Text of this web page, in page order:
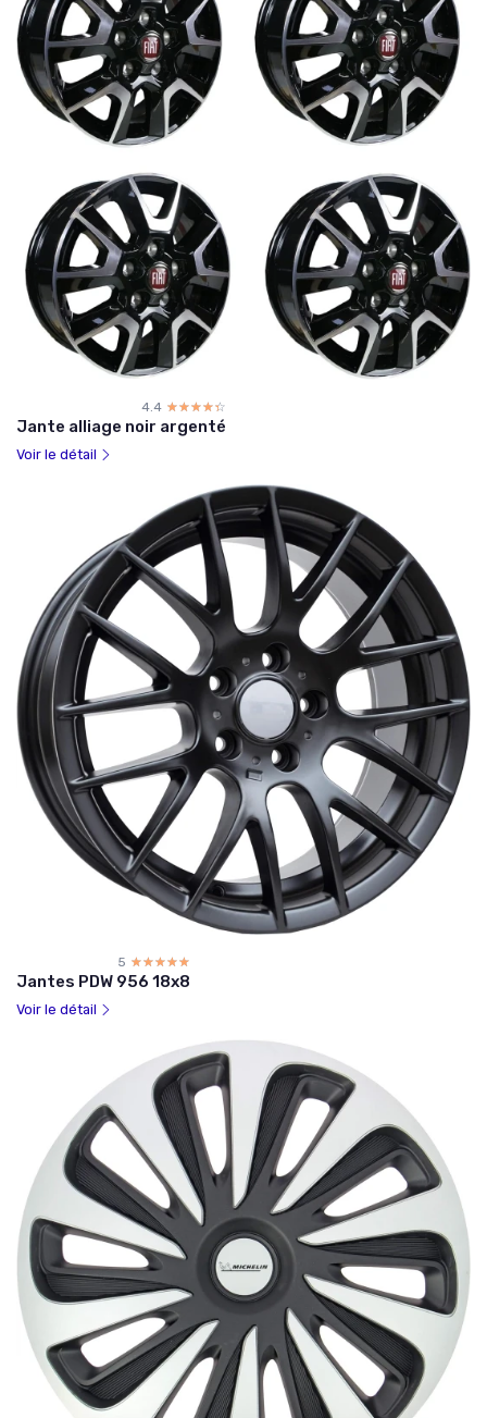
4.4 ☆☆☆☆☆
★★★★★
Jante alliage noir argenté
Voir le détail
5 ☆☆☆☆☆
★★★★★
Jantes PDW 956 18x8
Voir le détail